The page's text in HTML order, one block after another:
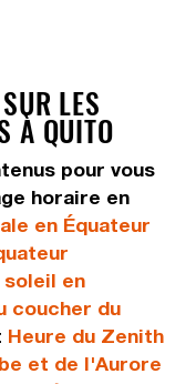
LES
À QUITO
pour vous
horaire en
en Équateur
soleil en
coucher du
Heure du Zenith
et de l'Aurore